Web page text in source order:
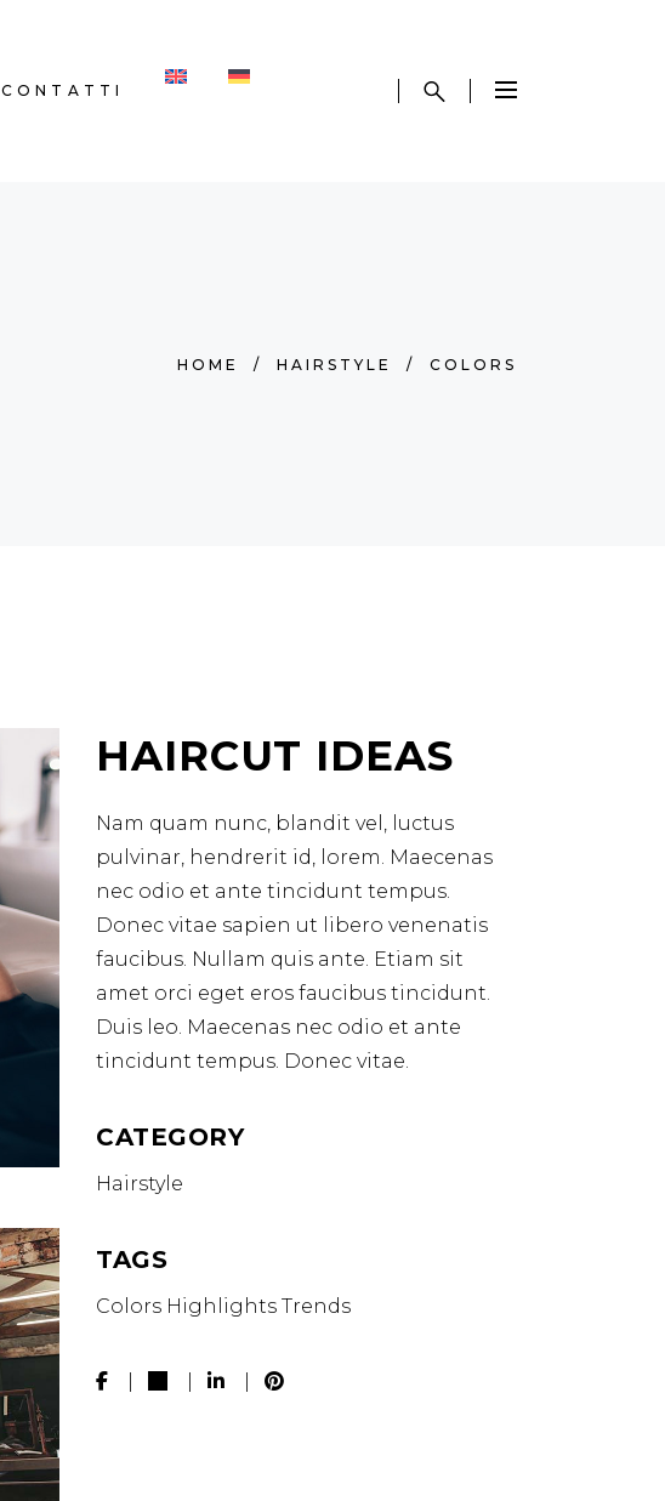
CONTATTI
HOME / HAIRSTYLE / COLORS
HAIRCUT IDEAS
Nam quam nunc, blandit vel, luctus
pulvinar, hendrerit id, lorem. Maecenas
nec odio et ante tincidunt tempus.
Donec vitae sapien ut libero venenatis
faucibus. Nullam quis ante. Etiam sit
amet orci eget eros faucibus tincidunt.
Duis leo. Maecenas nec odio et ante
tincidunt tempus. Donec vitae.
CATEGORY
Hairstyle
TAGS
Colors Highlights Trends